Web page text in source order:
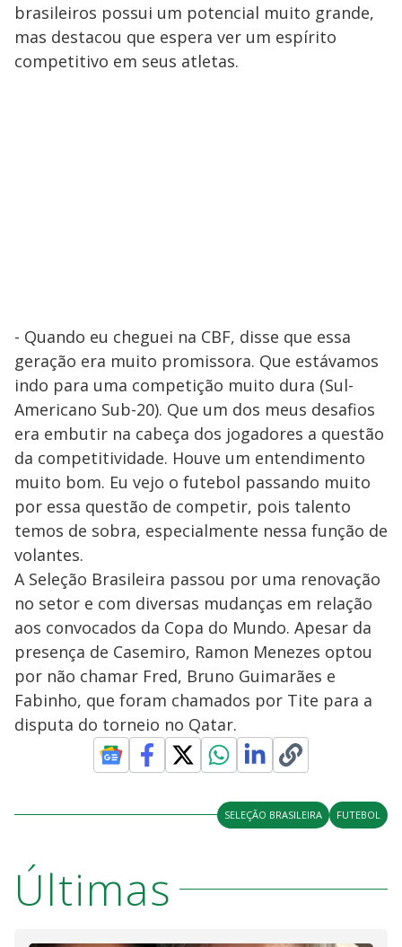
brasileiros possui um potencial muito grande,
mas destacou que espera ver um espírito
competitivo em seus atletas.
- Quando eu cheguei na CBF, disse que essa
geração era muito promissora. Que estávamos
indo para uma competição muito dura (Sul-
Americano Sub-20). Que um dos meus desafios
era embutir na cabeça dos jogadores a questão
da competitividade. Houve um entendimento
muito bom. Eu vejo o futebol passando muito
por essa questão de competir, pois talento
temos de sobra, especialmente nessa função de
volantes.
A Seleção Brasileira passou por uma renovação
no setor e com diversas mudanças em relação
aos convocados da Copa do Mundo. Apesar da
presença de Casemiro, Ramon Menezes optou
por não chamar Fred, Bruno Guimarães e
Fabinho, que foram chamados por Tite para a
disputa do torneio no Qatar.
SELEÇÃO BRASILEIRA FUTEBOL
Últimas